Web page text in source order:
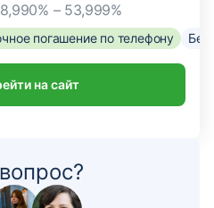
– 53,999%
погашение по телефону Без
на сайт